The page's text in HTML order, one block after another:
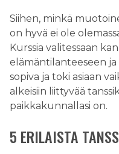
Siihen, minkä
on hyvä ei ole
Kurssia valitessaan
elämäntilanteeseen
sopiva ja toki asiaan
alkeisiin liittyvää
paikkakunnallasi on.
5 ERILAISTA